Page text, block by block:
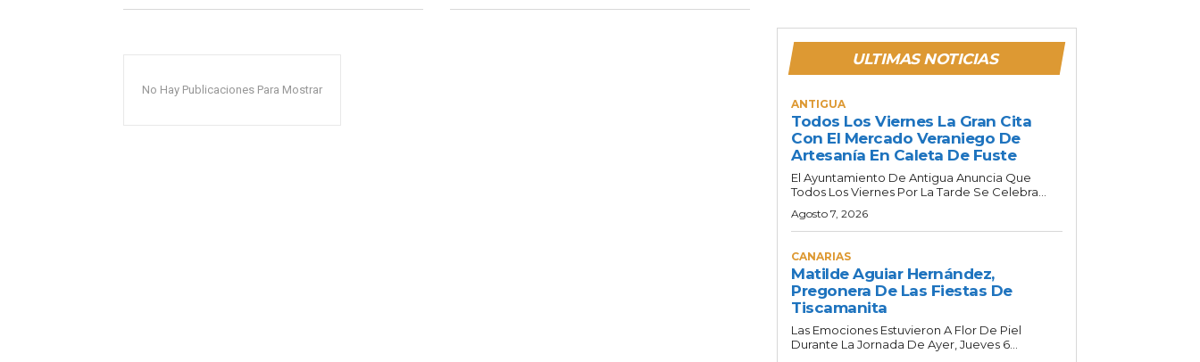
No Hay Publicaciones Para Mostrar
ULTIMAS NOTICIAS
ANTIGUA
Todos Los Viernes La Gran Cita
Con El Mercado Veraniego De
Artesanía En Caleta De Fuste
El Ayuntamiento De Antigua Anuncia Que
Todos Los Viernes Por La Tarde Se Celebra...
Agosto 7, 2026
CANARIAS
Matilde Aguiar Hernández,
Pregonera De Las Fiestas De
Tiscamanita
Las Emociones Estuvieron A Flor De Piel
Durante La Jornada De Ayer, Jueves 6...